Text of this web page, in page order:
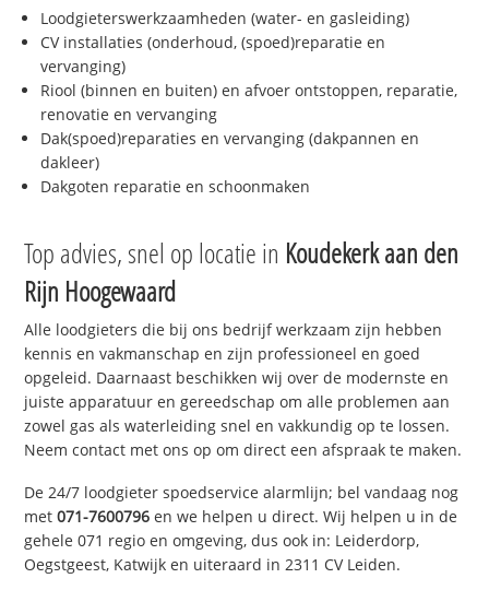
Loodgieterswerkzaamheden (water- en gasleiding)
CV installaties (onderhoud, (spoed)reparatie en
vervanging)
Riool (binnen en buiten) en afvoer ontstoppen, reparatie,
renovatie en vervanging
Dak(spoed)reparaties en vervanging (dakpannen en
dakleer)
Dakgoten reparatie en schoonmaken
Top advies, snel op locatie in Koudekerk aan den
Rijn Hoogewaard
Alle loodgieters die bij ons bedrijf werkzaam zijn hebben
kennis en vakmanschap en zijn professioneel en goed
opgeleid. Daarnaast beschikken wij over de modernste en
juiste apparatuur en gereedschap om alle problemen aan
zowel gas als waterleiding snel en vakkundig op te lossen.
Neem contact met ons op om direct een afspraak te maken.
De 24/7 loodgieter spoedservice alarmlijn; bel vandaag nog
met071-7600796 en we helpen u direct. Wij helpen u in de
gehele 071 regio en omgeving, dus ook in: Leiderdorp,
Oegstgeest, Katwijk en uiteraard in 2311 CV Leiden.